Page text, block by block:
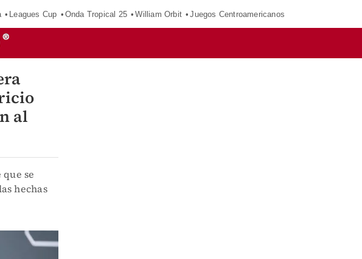
Leagues Cup Onda Tropical 25 William Orbit Juegos Centroamericanos
al
se
hechas